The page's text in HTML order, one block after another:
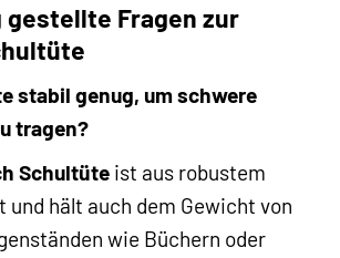
gestellte Fragen zur
stabil genug, um schwere
tragen?
Schultüte ist aus robustem
hält auch dem Gewicht von
wie Büchern oder